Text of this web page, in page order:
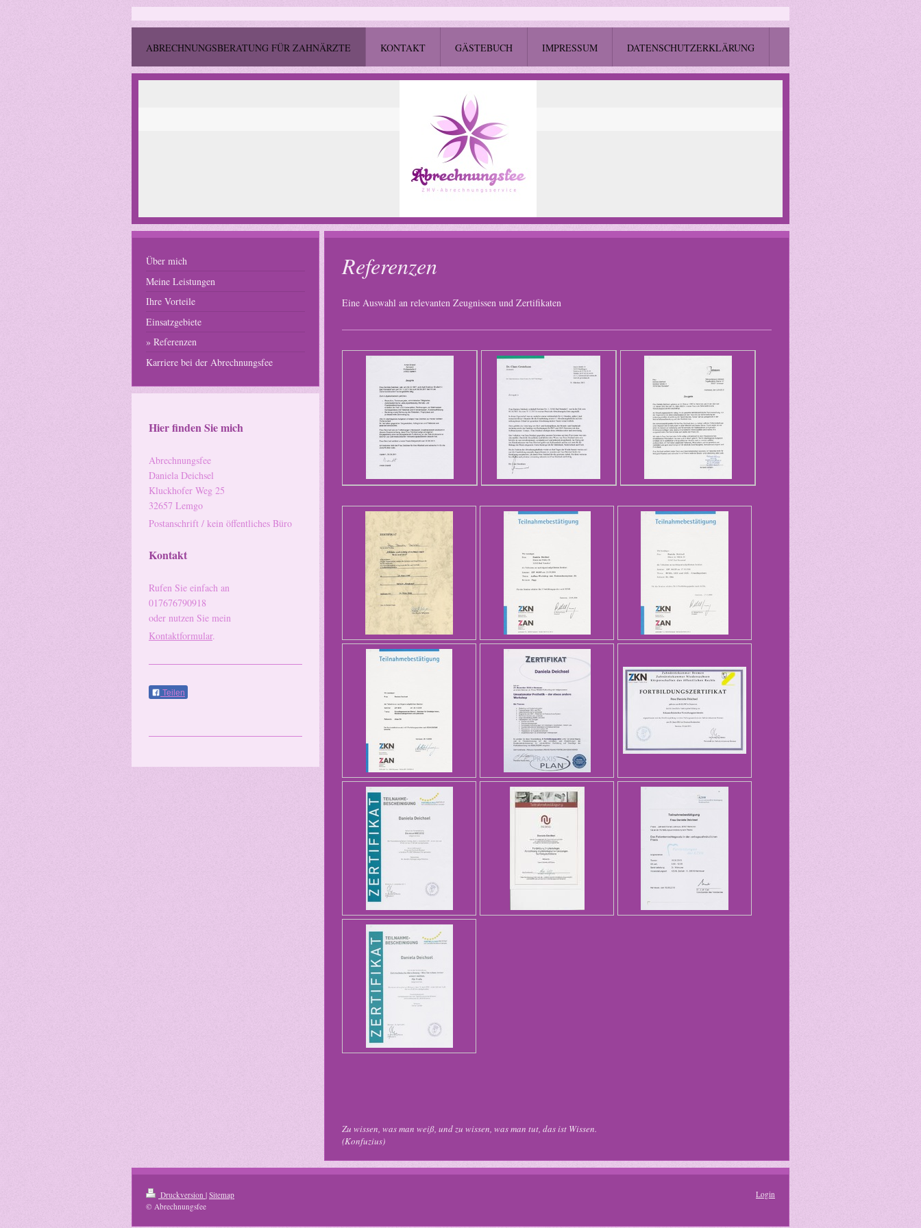
ABRECHNUNGSBERATUNG FÜR ZAHNÄRZTE KONTAKT GÄSTEBUCH IMPRESSUM DATENSCHUTZERKLÄRUNG
Referenzen
Eine Auswahl an relevanten Zeugnissen und Zertifikaten
Zu wissen, was man weiß, und zu wissen,was man tut, das ist Wissen.
(Konfuzius)
Über mich
Meine Leistungen
Ihre Vorteile
Einsatzgebiete
Referenzen
Karriere bei der Abrechnungsfee
Hier finden Sie mich
Abrechnungsfee
Daniela Deichsel
Kluckhofer Weg 25
32657 Lemgo
Postanschrift / kein öffentliches Büro
Kontakt
Rufen Sie einfach an
017676790918
oder nutzen Sie mein
Kontaktformular.
Teilen
Druckversion | Sitemap
© Abrechnungsfee
Login